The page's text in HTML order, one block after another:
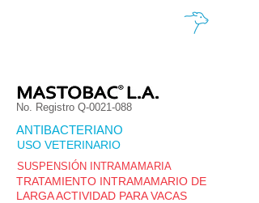
No. Registro Q-0021-088
ANTIBACTERIANO
USO VETERINARIO
SUSPENSIÓN INTRAMAMARIA
TRATAMIENTO INTRAMAMARIO DE
LARGA ACTIVIDAD PARA VACAS